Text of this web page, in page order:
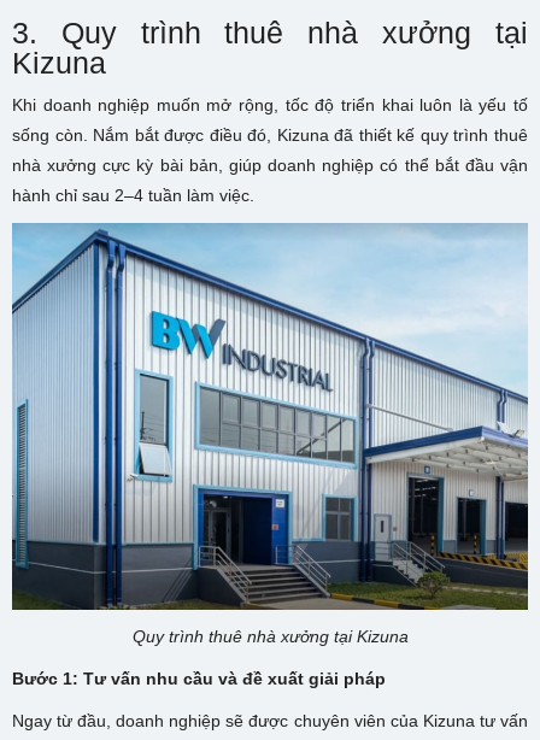
3. Quy trình thuê nhà xưởng tại
Kizuna
Khi doanh nghiệp muốn mở rộng, tốc độ triển khai luôn là yếu tố
sống còn. Nắm bắt được điều đó, Kizuna đã thiết kế quy trình thuê
nhà xưởng cực kỳ bài bản, giúp doanh nghiệp có thể bắt đầu vận
hành chỉ sau 2–4 tuần làm việc.
Quy trình thuê nhà xưởng tại Kizuna
Bước 1: Tư vấn nhu cầu và đề xuất giải pháp
Ngay từ đầu, doanh nghiệp sẽ được chuyên viên của Kizuna tư vấn